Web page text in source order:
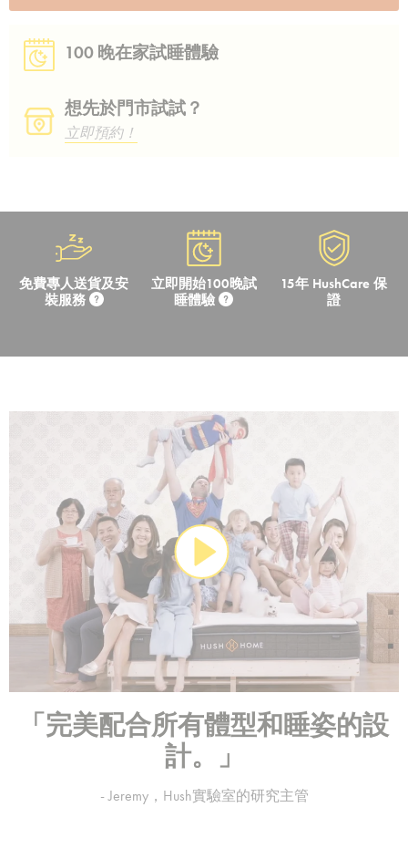
100 晚在家試睡體驗
想先於門市試試？
立即預約！
免費專人送貨及安
裝服務
立即開始100晚試
睡體驗
15年 HushCare 保
證
「完美配合所有體型和睡姿的設
計。」
- Jeremy，Hush實驗室的研究主管